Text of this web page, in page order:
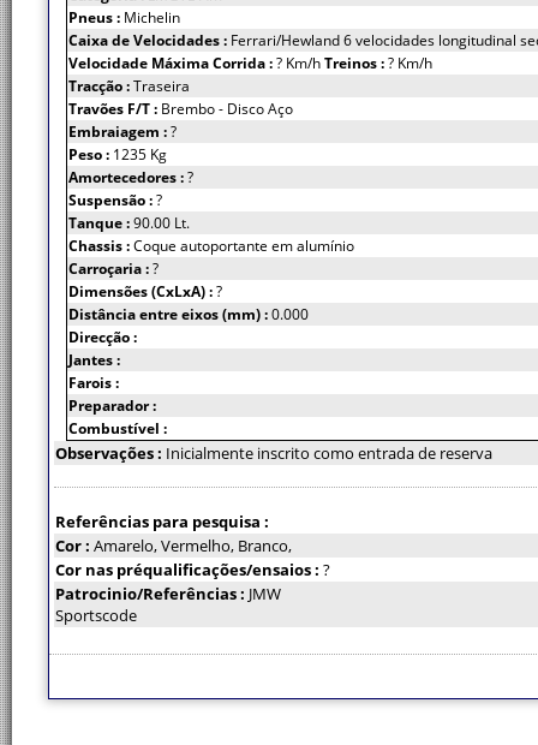
Pneus : Michelin
Caixa de Velocidades : Ferrari/Hewland 6 velocidades longitudinal
Velocidade Máxima Corrida :? Km/hTreinos :? Km/h
Tracção :Traseira
Travões F/T : Brembo - Disco Aço
Embraiagem :?
Peso : 1235 Kg
Amortecedores :?
Suspensão :?
Tanque :90.00 Lt.
Chassis :Coque autoportante em alumínio
Carroçaria :?
Dimensões (CxLxA) :?
Distância entre eixos (mm) :0.000
Direcção :
Jantes :
Farois :
Preparador :
Combustível :
Observações : Inicialmente inscrito como entrada de reserva
Referências para pesquisa :
Cor : Amarelo, Vermelho, Branco,
Cor nas préqualificações/ensaios : ?
Patrocinio/Referências : JMW
Sportscode